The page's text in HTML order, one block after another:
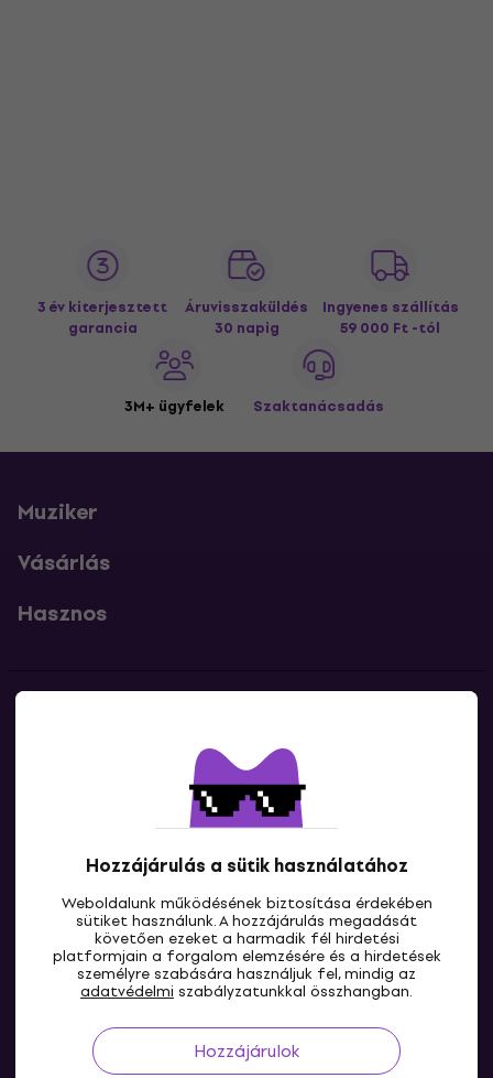
Hozzájárulás a sütik használatához
Weboldalunk működésének biztosítása érdekében
sütiket használunk. A hozzájárulás megadását
követően ezeket a harmadik fél hirdetési
platformjain a forgalom elemzésére és a hirdetések
személyre szabására használjuk fel, mindig az
adatvédelmi szabályzatunkkal összhangban.
Hozzájárulok
3 év kiterjesztett
garancia
Áruvisszaküldés
30 napig
Ingyenes szállítás
59 000 Ft -tól
3M+ ügyfelek Szaktanácsadás
Muziker
Vásárlás
Hasznos
Lépj kapcsolatba velünk
HU